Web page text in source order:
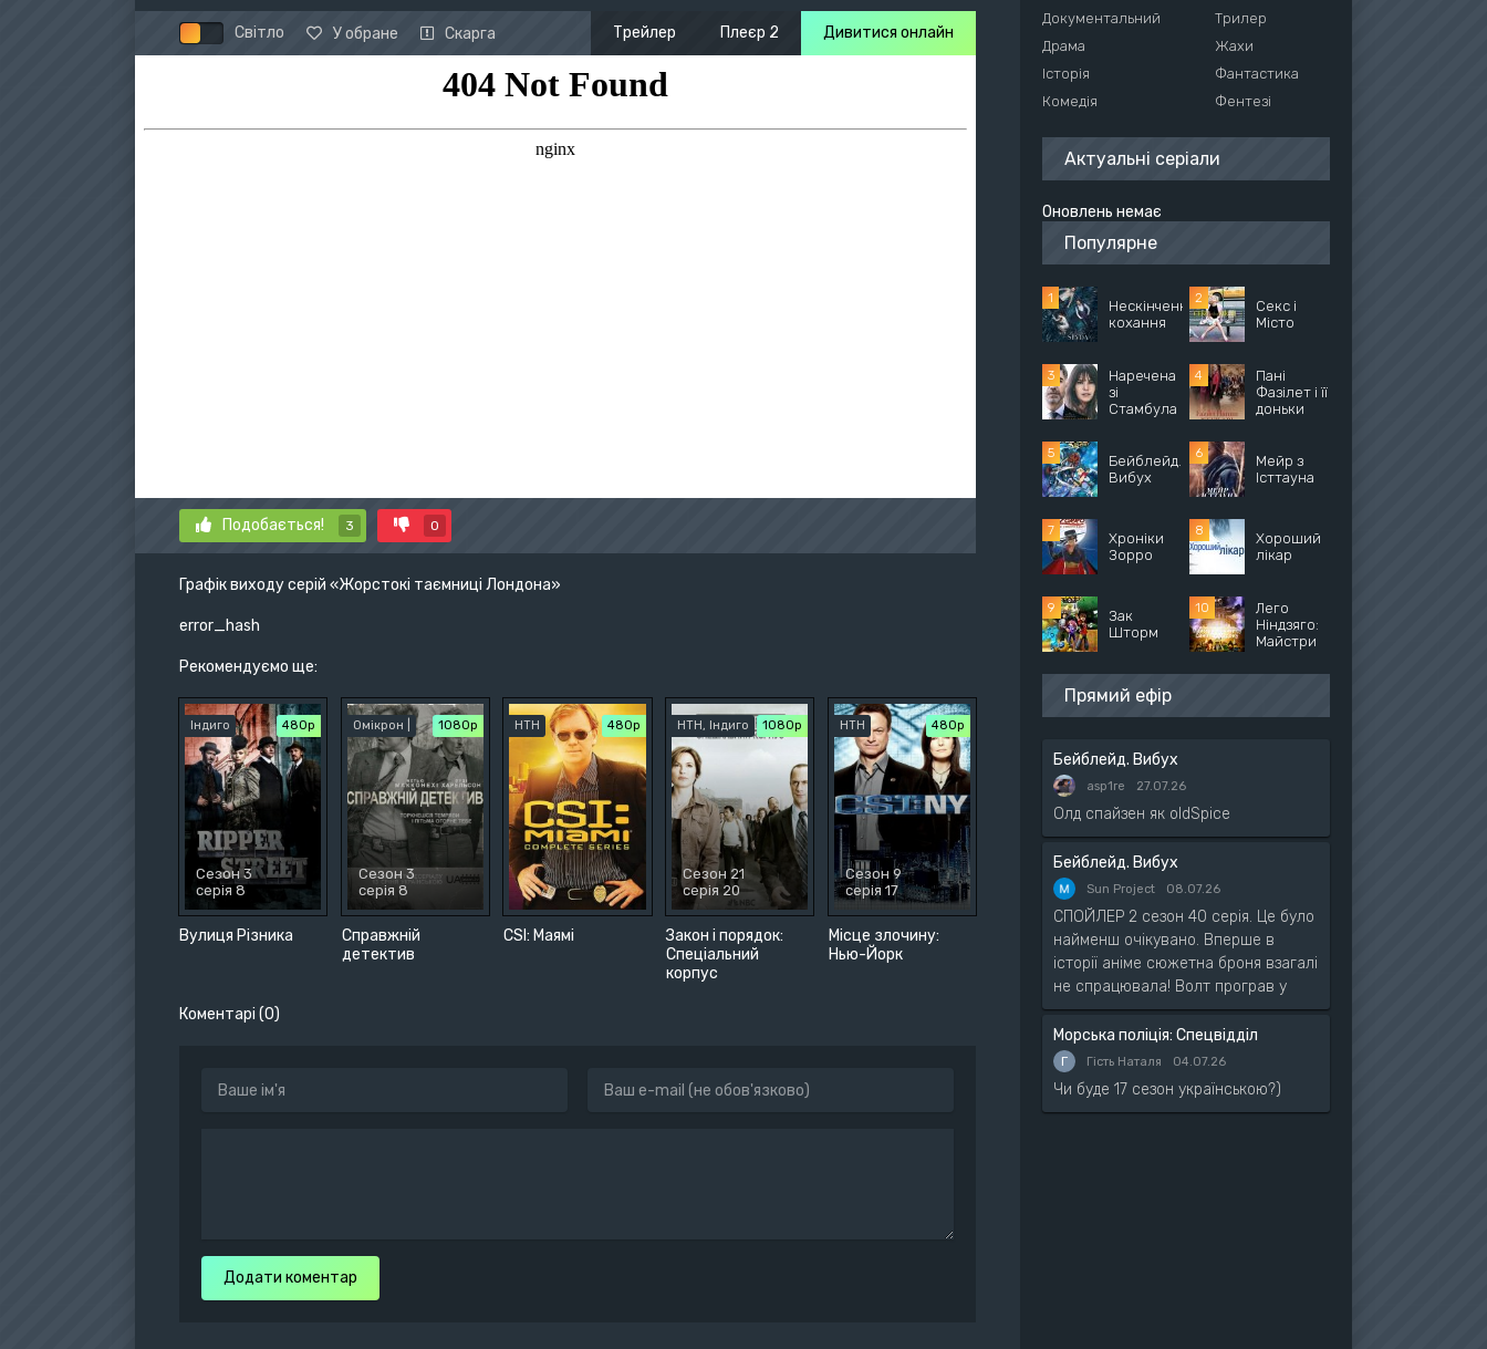
Світло У обране Скарга Дивитися онлайн
Плеєр 2
Трейлер
Подобається! 3 0
Графік виходу серій «Жорстокі таємниці Лондона»
error_hash
Рекомендуємо ще:
Вулиця Різника
Індиго 480р
Сезон 3
серія 8
Справжній
детектив
Омікрон | 1080p
Сезон 3
серія 8
CSI: Маямі
НТН 480р
Закон і порядок:
Спеціальний
корпус
НТН, Індиго 1080p
Сезон 21
серія 20
Місце злочину:
Нью-Йорк
НТН 480р
Сезон 9
серія 17
Коментарі (0)
Додати коментар
Документальний
Драма
Історія
Комедія
Трилер
Жахи
Фантастика
Фентезі
Актуальні серіали
Оновлень немає
Популярне
Нескінченне
кохання
Секс і
Місто
Наречена
зі
Стамбула
Пані
Фазілет і її
доньки
Бейблейд.
Вибух
Мейр з
Істтауна
Хроніки
Зорро
Хороший
лікар
Зак
Шторм
Лего
Ніндзяго:
Майстри
Прямий ефір
Бейблейд. Вибух
asp1re 27.07.26
Олд спайзен як oldSpice
Бейблейд. Вибух
Sun Project 08.07.26
СПОЙЛЕР 2 сезон 40 серія. Це було
найменш очікувано. Вперше в
історії аніме сюжетна броня взагалі
не спрацювала! Волт програв у
Морська поліція: Спецвідділ
Г Гість Наталя 04.07.26
Чи буде 17 сезон українською?)